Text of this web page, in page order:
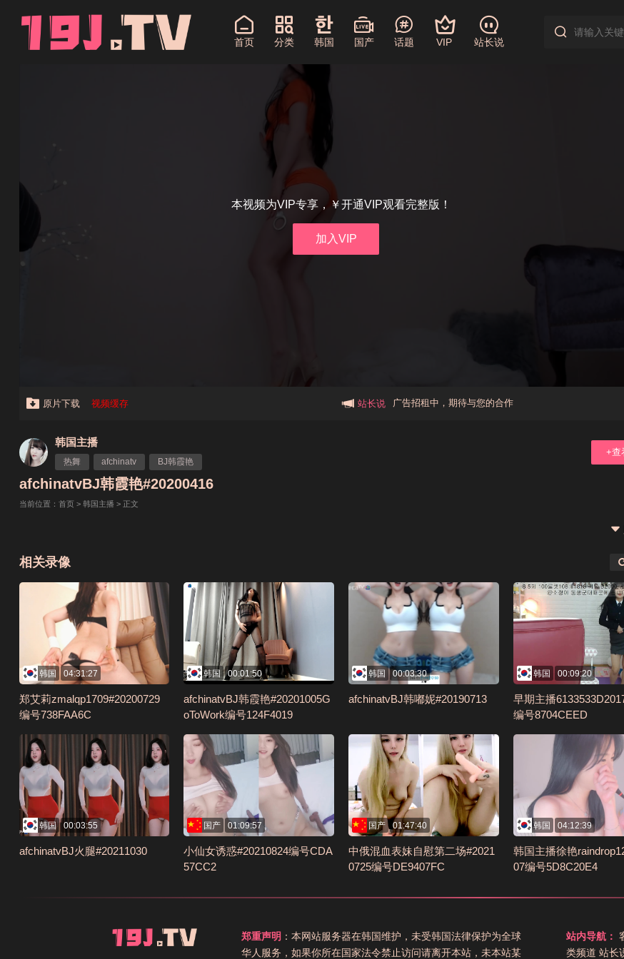
首页 分类 韩国 国产 话题 VIP 站长说
本视频为VIP专享，￥开通VIP观看完整版！
加入VIP
原片下载 视频缓存 站长说 广告招租中，期待与您的合作
韩国主播
热舞 afchinatv BJ韩霞艳
+查
afchinatvBJ韩霞艳#20200416
当前位置： 首页 > 韩国主播 > 正文
相关录像
韩国 04:31:27
郑艾莉zmalqp1709#20200729
编号738FAA6C
韩国 00:01:50
afchinatvBJ韩霞艳#20201005G
oToWork编号124F4019
韩国 00:03:30
afchinatvBJ韩嘟妮#20190713
韩国 00:09:20
早期主播
编号8704CEED
韩国 00:03:55
afchinatvBJ火腿#20211030
国产 01:09:57
小仙女诱惑#20210824编号CDA
57CC2
国产 01:47:40
中俄混血表妹自慰第二场#2021
0725编号DE9407FC
韩国 04:12:39
韩国主播徐艳
07编号5D8C20E4
郑重声明 ：本网站服务器在韩国维护，未受韩国法律保护为全球
华人服务，如果你所在国家法令禁止访问请离开本站，未本站某
站内导航：
类频道 站长